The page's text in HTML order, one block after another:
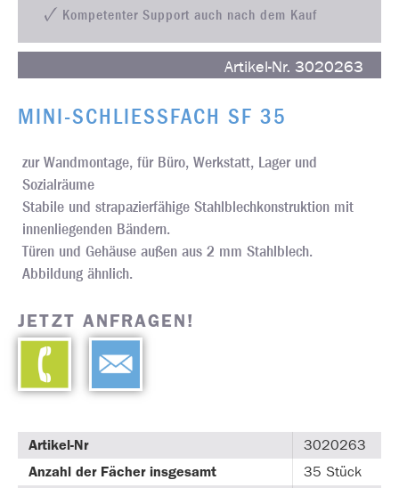
Kompetenter Support auch nach dem Kauf
Artikel-Nr. 3020263
MINI-SCHLIESSFACH SF 35
zur Wandmontage, für Büro, Werkstatt, Lager und
Sozialräume
Stabile und strapazierfähige Stahlblechkonstruktion mit
innenliegenden Bändern.
Türen und Gehäuse außen aus 2 mm Stahlblech.
Abbildung ähnlich.
JETZT ANFRAGEN!
Artikel-Nr
3020263
Anzahl der Fächer insgesamt
35 Stück